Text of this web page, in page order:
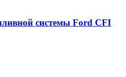
системы Ford CFI